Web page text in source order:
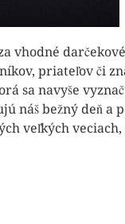
vhodné
priateľov či
sa navyše
náš bežný deň a
veľkých